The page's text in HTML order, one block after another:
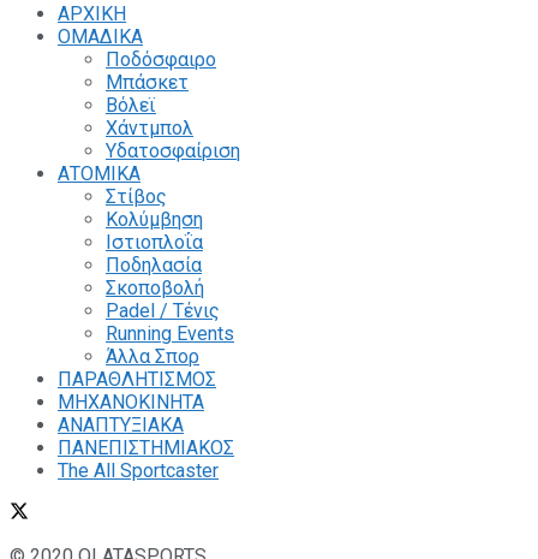
ΑΡΧΙΚΗ
ΟΜΑΔΙΚΑ
Ποδόσφαιρο
Μπάσκετ
Βόλεϊ
Χάντμπολ
Υδατοσφαίριση
ΑΤΟΜΙΚΑ
Στίβος
Κολύμβηση
Ιστιοπλοΐα
Ποδηλασία
Σκοποβολή
Padel / Τένις
Running Events
Άλλα Σπορ
ΠΑΡΑΘΛΗΤΙΣΜΟΣ
ΜΗΧΑΝΟΚΙΝΗΤΑ
ΑΝΑΠΤΥΞΙΑΚΑ
ΠΑΝΕΠΙΣΤΗΜΙΑΚΟΣ
The All Sportcaster